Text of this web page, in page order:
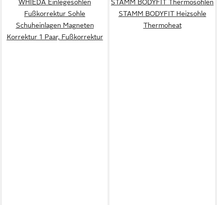
WHIEDA Einlegesohlen
Fußkorrektur Sohle
Schuheinlagen Magneten
Korrektur 1 Paar, Fußkorrektur
STAMM BODYFIT Thermosohlen
STAMM BODYFIT Heizsohle
Thermoheat